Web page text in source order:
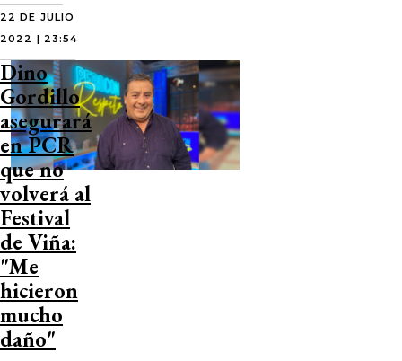
22 DE JULIO
2022 | 23:54
Dino
Gordillo
asegurará
en PCR
que no
volverá al
Festival
de Viña:
"Me
hicieron
mucho
daño"